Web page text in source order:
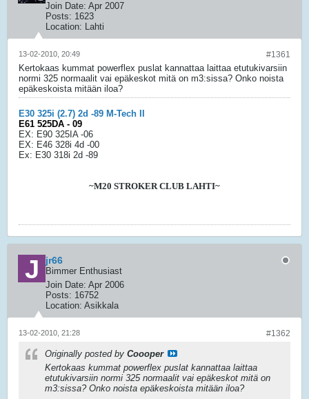
Join Date: Apr 2007
Posts: 1623
Location: Lahti
#1361
13-02-2010, 20:49
Kertokaas kummat powerflex puslat kannattaa laittaa etutukivarsiin
normi 325 normaalit vai epäkeskot mitä on m3:sissa? Onko noista
epäkeskoista mitään iloa?
E30 325i (2.7) 2d -89 M-Tech II
E61 525DA - 09
EX: E90 325IA -06
EX: E46 328i 4d -00
Ex: E30 318i 2d -89
~M20 STROKER CLUB LAHTI~
jr66
Bimmer Enthusiast
Join Date: Apr 2006
Posts: 16752
Location: Asikkala
#1362
13-02-2010, 21:28
Originally posted by Coooper
Kertokaas kummat powerflex puslat kannattaa laittaa
etutukivarsiin normi 325 normaalit vai epäkeskot mitä on
m3:sissa? Onko noista epäkeskoista mitään iloa?